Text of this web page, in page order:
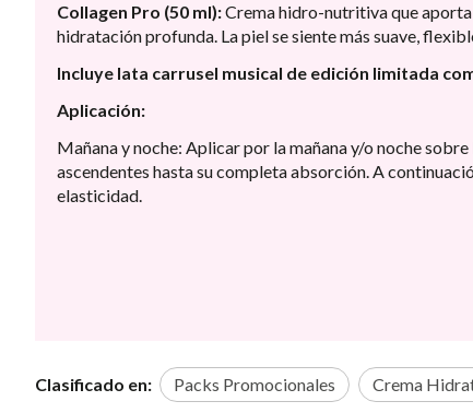
Collagen Pro (50 ml):Crema hidro-nutritiva que
hidratación profunda. La piel se siente más suave,
Incluye lata carrusel musical de edición limitada
Aplicación:
Mañana y noche: Aplicar por la mañana y/o noche
ascendentes hasta su completa absorción. A
elasticidad.
Clasificado en: Packs Promocionales Crema